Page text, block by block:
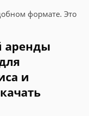
формате. Это
аренды
и